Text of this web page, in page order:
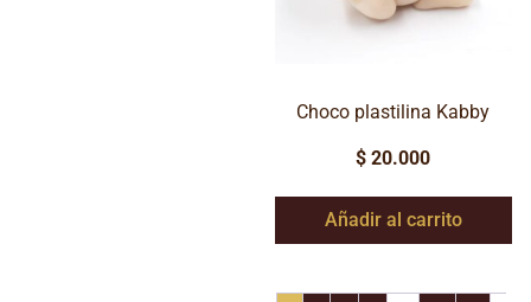
Choco plastilina Kabby
$ 20.000
Añadir al carrito